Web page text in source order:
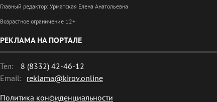
Главный редактор: Урматская Елена Анатольевна
Возрастное ограничение 12+
РЕКЛАМА НА ПОРТАЛЕ
Тел:
8 (8332) 42-46-12
Email: reklama@kirov.online
Политика конфиденциальности